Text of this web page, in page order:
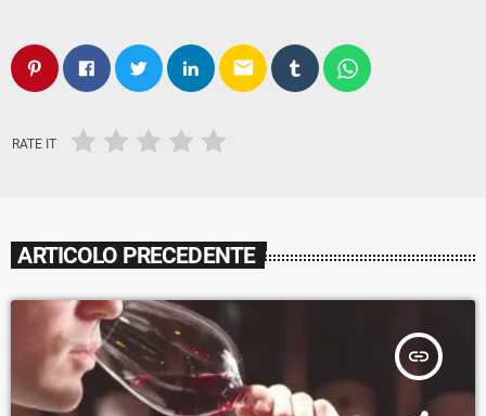
email
RATE IT
ARTICOLO PRECEDENTE
insert_link